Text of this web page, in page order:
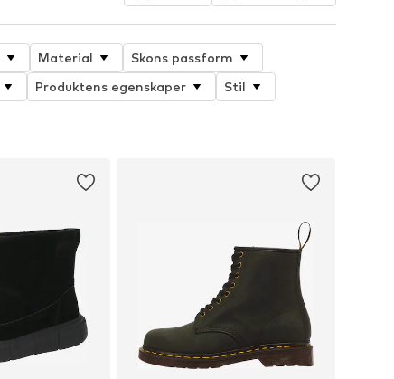
Material
Skons passform
Produktens egenskaper
Stil